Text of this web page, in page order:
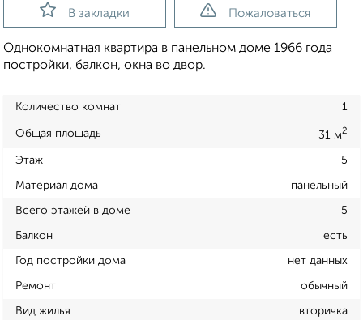
В закладки Пожаловаться
Однокомнатная квартира в панельном доме 1966 года
постройки, балкон, окна во двор.
Количество комнат 1
Общая площадь 31 м2
Этаж 5
Материал дома панельный
Всего этажей в доме 5
Балкон есть
Год постройки дома нет данных
Ремонт обычный
Вид жилья вторичка